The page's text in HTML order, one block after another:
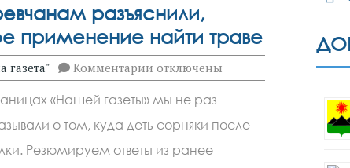
с Беларусью
разъяснили,
применение найти траве
газета" Комментарии к
записи
разъяснили,
какое
применение
найти
траве
отключены
«Нашей газеты» мы не раз
о том, куда деть сорняки после
Резюмируем ответы из ранее